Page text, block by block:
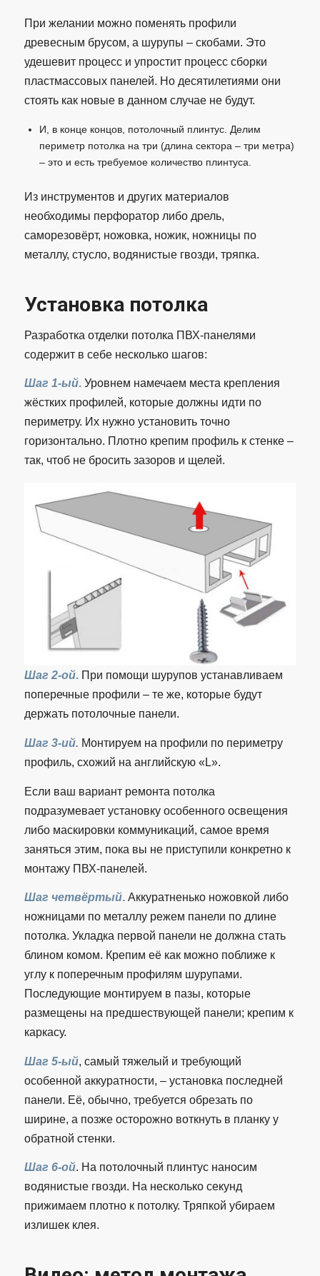
При желании можно поменять профили
древесным брусом, а шурупы – скобами. Это
удешевит процесс и упростит процесс сборки
пластмассовых панелей. Но десятилетиями они
стоять как новые в данном случае не будут.
И, в конце концов, потолочный плинтус. Делим
периметр потолка на три (длина сектора – три метра)
– это и есть требуемое количество плинтуса.
Из инструментов и других материалов
необходимы перфоратор либо дрель,
саморезовёрт, ножовка, ножик, ножницы по
металлу, стусло, водянистые гвозди, тряпка.
Установка потолка
Разработка отделки потолка ПВХ-панелями
содержит в себе несколько шагов:
Шаг 1-ый.Уровнем намечаем места крепления
жёстких профилей, которые должны идти по
периметру. Их нужно установить точно
горизонтально. Плотно крепим профиль к стенке –
так, чтоб не бросить зазоров и щелей.
Шаг 2-ой.При помощи шурупов устанавливаем
поперечные профили – те же, которые будут
держать потолочные панели.
Шаг 3-ий. Монтируем на профили по периметру
профиль, схожий на английскую «L».
Если ваш вариант ремонта потолка
подразумевает установку особенного освещения
либо маскировки коммуникаций, самое время
заняться этим, пока вы не приступили конкретно к
монтажу ПВХ-панелей.
Шаг четвёртый.Аккуратненько ножовкой либо
ножницами по металлу режем панели по длине
потолка. Укладка первой панели не должна стать
блином комом. Крепим её как можно поближе к
углу к поперечным профилям шурупами.
Последующие монтируем в пазы, которые
размещены на предшествующей панели; крепим к
каркасу.
Шаг 5-ый, самый тяжелый и требующий
особенной аккуратности, – установка последней
панели. Её, обычно, требуется обрезать по
ширине, а позже осторожно воткнуть в планку у
обратной стенки.
Шаг 6-ой. На потолочный плинтус наносим
водянистые гвозди. На несколько секунд
прижимаем плотно к потолку. Тряпкой убираем
излишек клея.